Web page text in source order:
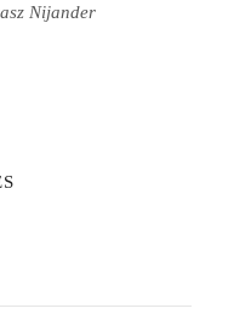
Nijander